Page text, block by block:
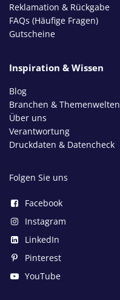
Reklamation & Rückgabe
FAQs (Häufige Fragen)
Gutscheine
Inspiration & Wissen
Blog
Branchen & Themenwelten
Über uns
Verantwortung
Druckdaten & Datencheck
Folgen Sie uns
Facebook
Instagram
LinkedIn
Pinterest
YouTube